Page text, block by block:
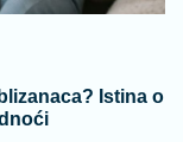
Istina o